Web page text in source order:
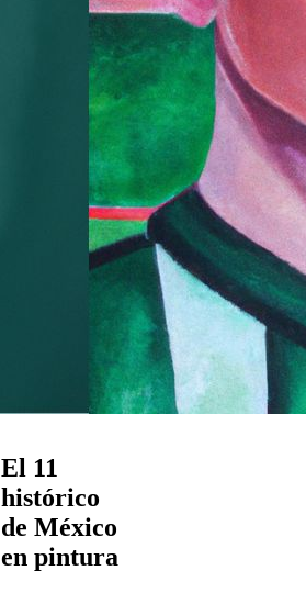
El 11
histórico
de México
en pintura